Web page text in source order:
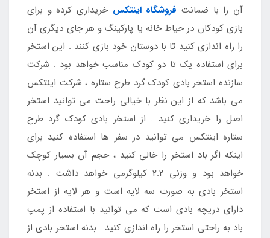
آن را با ضمانت فروشگاه اینتکس خریداری کرده و برای
بازی کودکان در حیاط خانه یا پارکینگ و هر جای دیگری آن
را راه اندازی کنید تا با دوستان خود بازی کنند . این استخر
برای استفاده یک تا دو کودک مناسب خواهد بود . شرکت
سازنده استخر بادی کودک گرد طرح ستاره ، شرکت اینتکس
می باشد که از این نظر با خیالی راحت می توانید استخر
اصل را خریداری کنید . از استخر بادی کودک گرد طرح
ستاره اینتکس می توانید در سفر ها استفاده کنید برای
اینکه اگر باد استخر را خالی کنید ، حجم آن بسیار کوچک
خواهد بود و وزنی 2.2 کیلوگرمی خواهد داشت . بدنه
استخر بادی به صورت سه لایه است و هر لایه از استخر
دارای دریچه بادی است که می توانید با استفاده از پمپ
باد به راحتی استخر را راه اندازی کنید . بدنه استخر بادی از